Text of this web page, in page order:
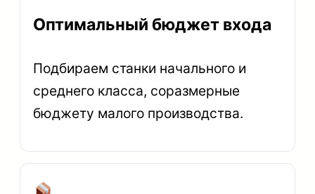
Оптимальный бюджет входа
Подбираем станки начального и
среднего класса, соразмерные
бюджету малого производства.